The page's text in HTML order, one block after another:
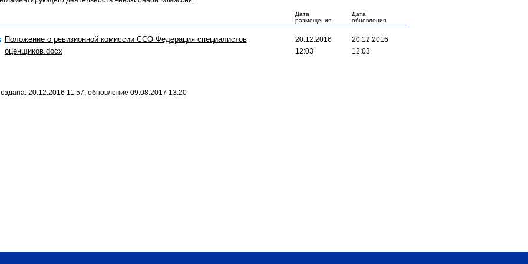
Дата
размещения
Дата
обновления
Положение о ревизионной комиссии ССО Федерация специалистов
оценщиков.docx
20.12.2016
12:03
20.12.2016
12:03
20.12.2016 11:57, обновление 09.08.2017 13:20